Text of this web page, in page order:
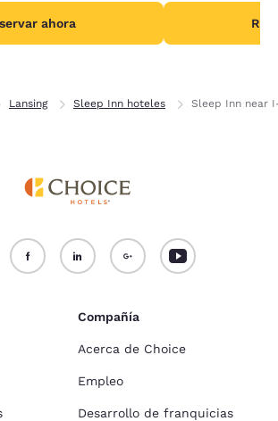
ahora
Lansing Sleep Inn hoteles Sleep Inn near
Compañía
Acerca de Choice
Empleo
Desarrollo de franquicias